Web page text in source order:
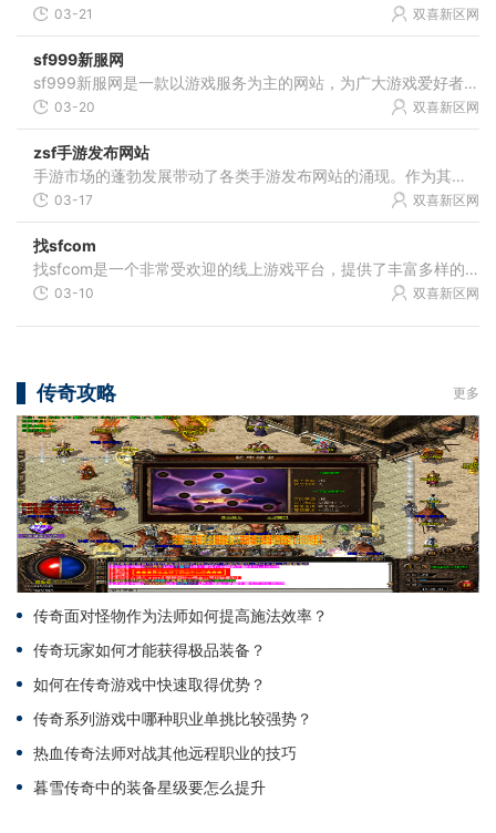
03-21 双喜新区网
sf999新服网
sf999新服网是一款以游戏服务为主的网站，为广大游戏爱好者提供多种类型的游戏服务和平台。无论您是喜欢策略类、动作类、角色扮演类还是竞技类游戏，sf999新服网都能满足您的需求
03-20 双喜新区网
zsf手游发布网站
手游市场的蓬勃发展带动了各类手游发布网站的涌现。作为其中一员的“zsf手游发布网站”，以其丰富的游戏资源、独特的玩法以及良好的用户体验受到了广大玩家的青睐。“zsf手游发
03-17 双喜新区网
找sfcom
找sfcom是一个非常受欢迎的线上游戏平台，提供了丰富多样的游戏选择，给玩家们带来了无尽的乐趣和刺激体验。在这个平台上，玩家可以尽情畅玩各种类型的游戏，体验到前所未有的游
03-10 双喜新区网
传奇攻略 更多
传奇面对怪物作为法师如何提高施法效率？
传奇玩家如何才能获得极品装备？
如何在传奇游戏中快速取得优势？
传奇系列游戏中哪种职业单挑比较强势？
热血传奇法师对战其他远程职业的技巧
暮雪传奇中的装备星级要怎么提升